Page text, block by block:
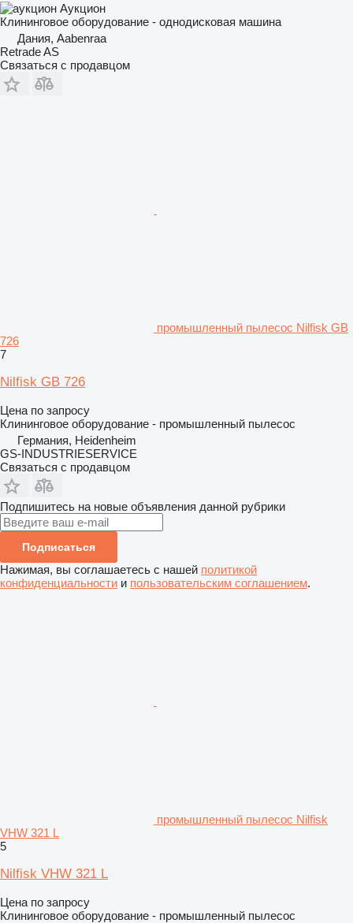
Аукцион
Клининговое оборудование - однодисковая машина
Дания, Aabenraa
Retrade AS
Связаться с продавцом
промышленный пылесос Nilfisk GB
726
7
Nilfisk GB 726
Цена по запросу
Клининговое оборудование - промышленный пылесос
Германия, Heidenheim
GS-INDUSTRIESERVICE
Связаться с продавцом
Подпишитесь на новые объявления данной рубрики
Подписаться
Нажимая, вы соглашаетесь с нашей политикой
конфиденциальности и пользовательским соглашением.
промышленный пылесос Nilfisk
VHW 321 L
5
Nilfisk VHW 321 L
Цена по запросу
Клининговое оборудование - промышленный пылесос